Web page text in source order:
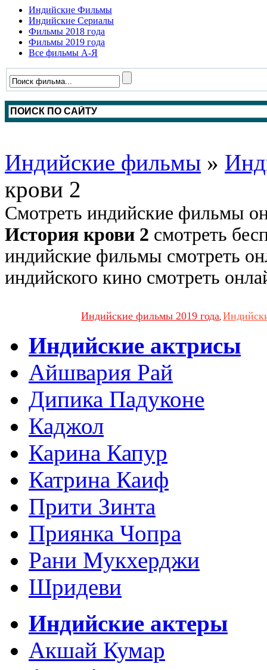
Индийские Фильмы
Индийские Сериалы
Фильмы 2018 года
Фильмы 2019 года
Все фильмы А-Я
Индийские фильмы »
крови 2
Смотреть индийские фильмы
История крови 2 смотреть
индийские фильмы смотреть
индийского кино смотреть
Индийские фильмы 2019 года,
Индийские актрисы
Айшвария Рай
Дипика Падуконе
Каджол
Карина Капур
Катрина Каиф
Прити Зинта
Приянка Чопра
Рани Мукхерджи
Шридеви
Индийские актеры
Акшай Кумар